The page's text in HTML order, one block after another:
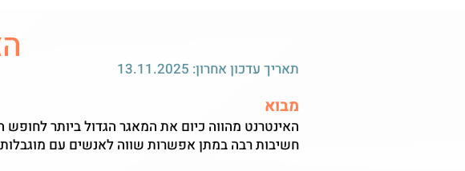
תאריך עדכון אחרון: 13.11.2025
מבוא
האינטרנט מהווה כיום את המאגר הגדול ביותר
חשיבות רבה במתן אפשרות שווה לאנשים עם